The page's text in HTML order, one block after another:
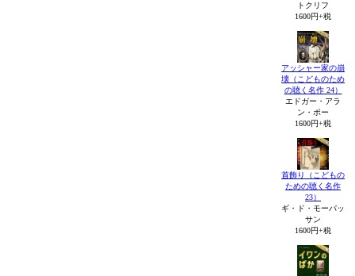
トクリフ
1600円+税
アッシャー家の崩
壊（こどものため
の聴く名作 24）
エドガー・アラ
ン・ポー
1600円+税
首飾り（こどもの
ための聴く名作
23）
ギ・ド・モーパッ
サン
1600円+税